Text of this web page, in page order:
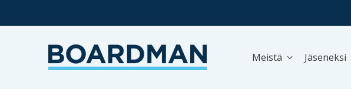
Meistä Jäseneksi